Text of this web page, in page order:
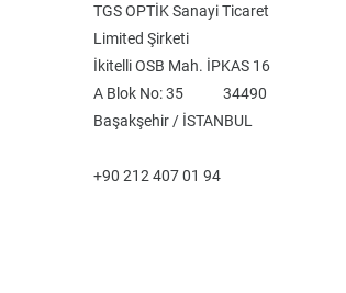
TGS OPTİK Sanayi Ticaret
Limited Şirketi
​İkitelli OSB Mah. İPKAS 16
A Blok No: 35 ​34490
Başakşehir / İSTANBUL
+90 212 407 01 94